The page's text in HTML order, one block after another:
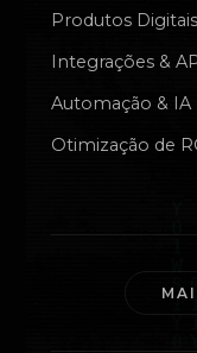
Produtos Digitais
Integrações &
Automação & IA
Otimização de